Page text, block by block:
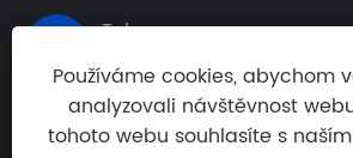
Tel:
+86-18961148650
Používáme cookies, abychom
analyzovali návštěvnost
tohoto webu souhlasíte s